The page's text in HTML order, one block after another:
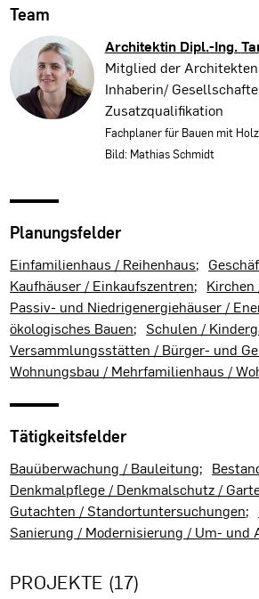
Team
Architektin Dipl.-Ing.
Mitglied der
Inhaberin/
Zusatzqualifikation
Fachplaner für Bauen mit Holz
Bild: Mathias Schmidt
Planungsfelder
Einfamilienhaus / Reihenhaus
Kaufhäuser / Einkaufszentren
Kirchen
Passiv- und Niedrigenergiehäuser /
ökologisches Bauen
Schulen /
Versammlungsstätten / Bürger- und
Wohnungsbau / Mehrfamilienhaus /
Tätigkeitsfelder
Bauüberwachung / Bauleitung
Denkmalpflege / Denkmalschutz /
Gutachten / Standortuntersuchungen
Sanierung / Modernisierung / Um- und
PROJEKTE (17)